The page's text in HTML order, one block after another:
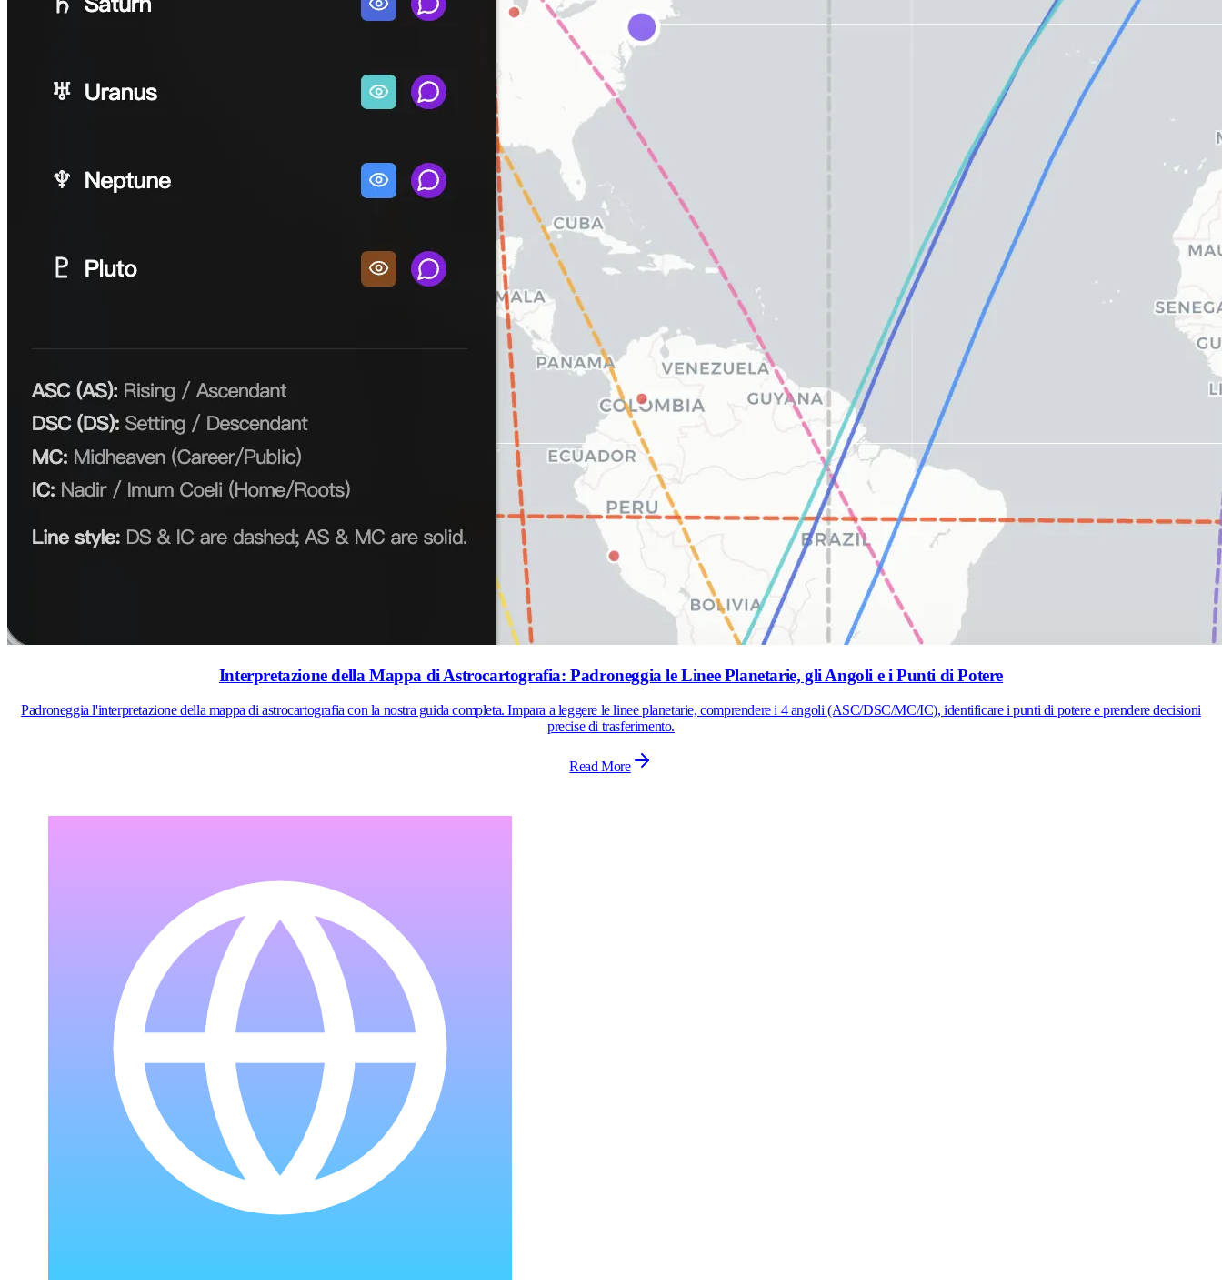
Interpretazione della Mappa di Astrocartografia: Padroneggia le Linee Planetarie, gli Angoli e i Punti di Potere
Padroneggia l'interpretazione della mappa di astrocartografia con la nostra guida completa. Impara a leggere le linee planetarie, comprendere i 4 angoli (ASC/DSC/MC/IC), identificare i punti di potere e prendere decisioni
precise di trasferimento.
Read More